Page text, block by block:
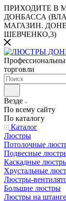
ПРИХОДИТЕ В
ДОНБАССА
МАГАЗИН.
ШЕВЧЕНКО,3)
торговли
Везде
По всему сайту
По каталогу
Каталог
Люстры
Потолочные
Подвесные
Каскадные
Хрустальные
Люстры-
Большие люстры
Люстры на штанге